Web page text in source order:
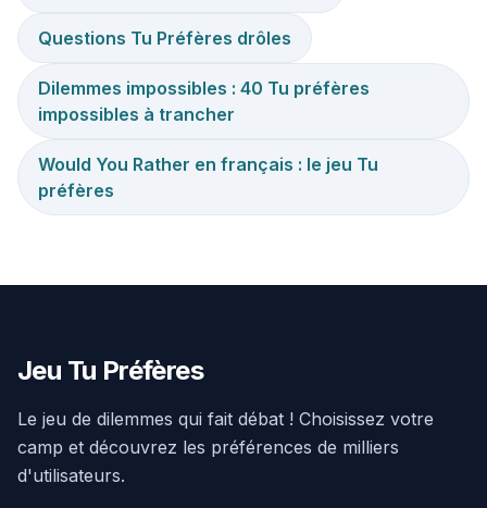
Questions Tu Préfères drôles
Dilemmes impossibles : 40 Tu préfères
impossibles à trancher
Would You Rather en français : le jeu Tu
préfères
Jeu Tu Préfères
Le jeu de dilemmes qui fait débat ! Choisissez votre
camp et découvrez les préférences de milliers
d'utilisateurs.